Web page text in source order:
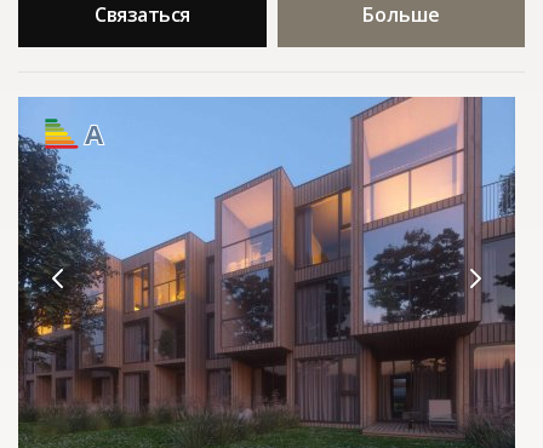
Связаться Больше
A